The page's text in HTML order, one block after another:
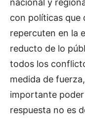
con políticas que
repercuten en la
reducto de lo
todos los
medida de
importante
respuesta no es